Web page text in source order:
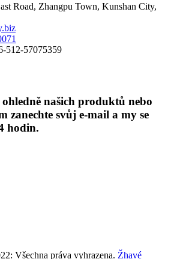
Road, Zhangpu Town, Kunshan City,
512-57075359
našich produktů nebo
zanechte svůj e-mail a my se
hodin.
Všechna práva vyhrazena. Žhavé